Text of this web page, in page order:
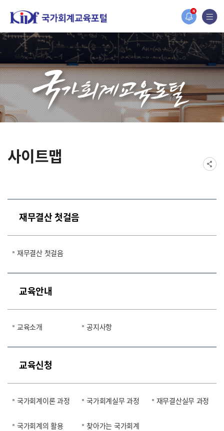
N
2019년도 국가회계 전문교육 사전수요조사 안내
[설문조사] 2019년도 국가회계 전문교육 사전수요조사 안내
사이트맵
재무결산 첫걸음
재무결산 첫걸음
교육안내
교육소개 공지사항
교육신청
국가회계이론 과정 국가회계실무 과정 재무결산실무 과정
국가회계의 활용
찾아가는 국가회계